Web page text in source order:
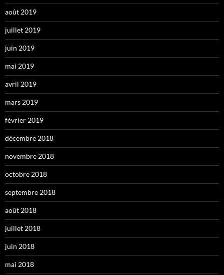
août 2019
juillet 2019
juin 2019
mai 2019
avril 2019
mars 2019
février 2019
décembre 2018
novembre 2018
octobre 2018
septembre 2018
août 2018
juillet 2018
juin 2018
mai 2018